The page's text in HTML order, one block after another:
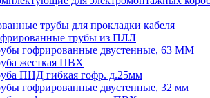
трубы для прокладки кабеля
трубы из ПЛЛ
гофрированные двустенные, 63 ММ
жесткая ПВХ
ПНД гибкая гофр. д.25мм
гофрированные двустенные, 32 мм